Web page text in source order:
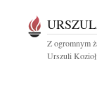
Z ogromnym
Urszuli